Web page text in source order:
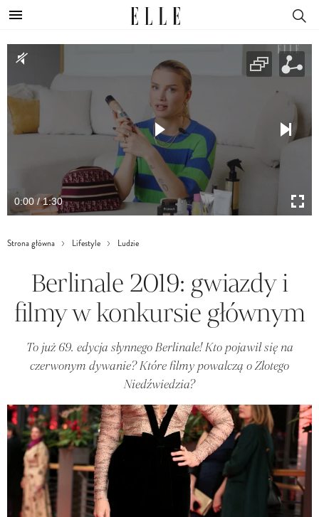
0:00 / 1:30
Strona główna Lifestyle Ludzie
Berlinale 2019: gwiazdy i
filmy w konkursie głównym
To już 69. edycja słynnego Berlinale! Kto pojawił się na
czerwonym dywanie? Które filmy powalczą o Złotego
Niedźwiedzia?